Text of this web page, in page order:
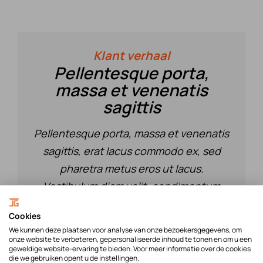
Klant verhaal
Pellentesque porta,
massa et venenatis
sagittis
Pellentesque porta, massa et venenatis
sagittis, erat lacus commodo ex, sed
pharetra metus eros ut lacus.
Vestibulum diam velit, condimentum
condimentum nulla. Nullam et nisi sed
nulla gravida scelerisque. Maecenas
sollicitudin nibh libero, a placerat odio.
Cookies
We kunnen deze plaatsen voor analyse van onze bezoekersgegevens, om
onze website te verbeteren, gepersonaliseerde inhoud te tonen en om u een
geweldige website-ervaring te bieden. Voor meer informatie over de cookies
die we gebruiken opent u de instellingen.